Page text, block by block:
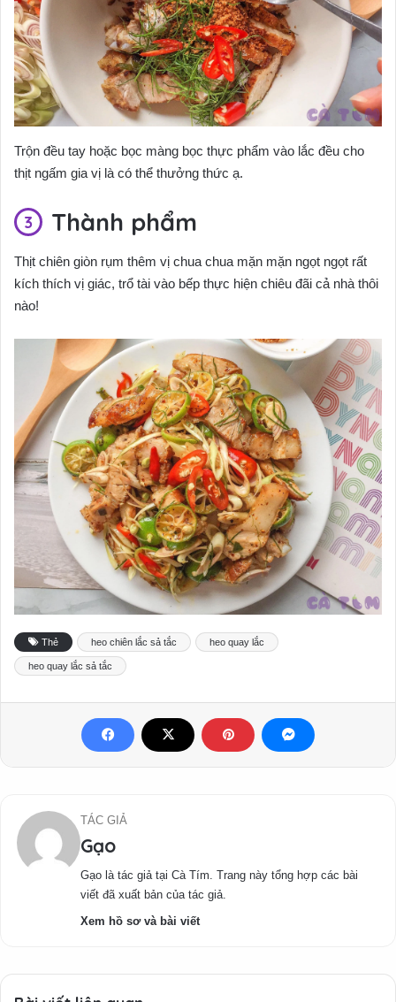
Trộn đều tay hoặc bọc màng bọc thực phẩm vào lắc đều cho
thịt ngấm gia vị là có thể thưởng thức ạ.
Thành phẩm
Thịt chiên giòn rụm thêm vị chua chua mặn mặn ngọt ngọt rất
kích thích vị giác, trổ tài vào bếp thực hiện chiêu đãi cả nhà thôi
nào!
Thẻ heo chiên lắc sả tắc heo quay lắc
heo quay lắc sả tắc
TÁC GIẢ
Gạo
Gạo là tác giả tại Cà Tím. Trang này tổng hợp các bài
viết đã xuất bản của tác giả.
Xem hồ sơ và bài viết